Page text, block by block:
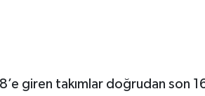
8’e giren takımlar doğrudan son